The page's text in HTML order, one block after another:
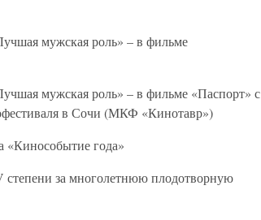
мужская роль» – в фильме
мужская роль» – в фильме «Паспорт» с
в Сочи (МКФ «Кинотавр»)
года»
степени за многолетнюю плодотворную